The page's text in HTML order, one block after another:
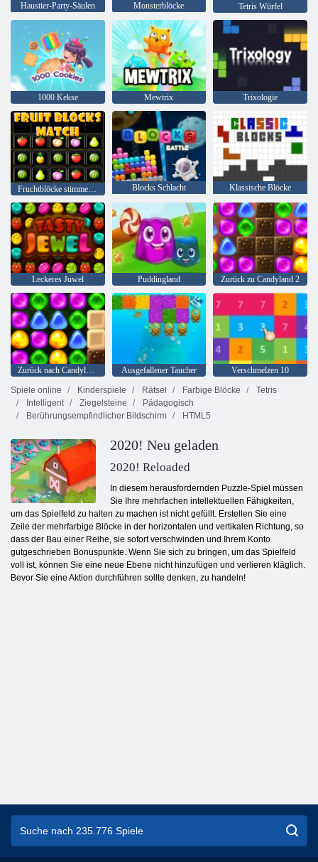
Haustier-Party-Säulen Monsterblöcke Tetris Würfel
1000 Kekse Mewtrix Trixologie
Blocks Schlacht Klassische Blöcke
Leckeres Juwel Puddingland Zurück zu Candyland 2
Ausgefallener Taucher
Verschmelzen 10
Spiele online
Kinderspiele Rätsel Farbige Blöcke
Tetris
Intelligent
Ziegelsteine
Pädagogisch
Berührungsempfindlicher Bildschirm
HTML5
2020! Neu geladen
2020! Reloaded
In diesem herausfordernden Puzzle-Spiel müssen
Sie Ihre mehrfachen intellektuellen Fähigkeiten,
um das Spielfeld zu halten zu machen ist nicht gefüllt. Erstellen Sie eine
Zeile der mehrfarbige Blöcke in der horizontalen und vertikalen Richtung, so
dass der Bau einer Reihe, sie sofort verschwinden und Ihrem Konto
gutgeschrieben Bonuspunkte. Wenn Sie sich zu bringen, um das Spielfeld
voll ist, können Sie eine neue Ebene nicht hinzufügen und verlieren kläglich.
Bevor Sie eine Aktion durchführen sollte denken, zu handeln!